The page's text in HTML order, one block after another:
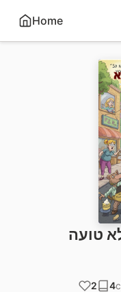
Home
טועה
2 4